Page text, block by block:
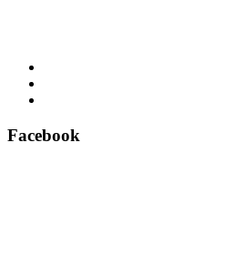
Facebook